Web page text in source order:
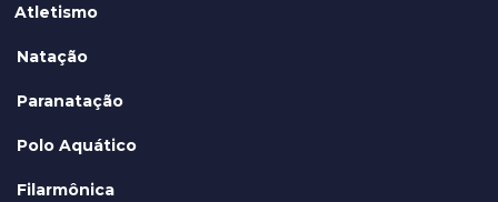
Atletismo
Natação
Paranatação
Polo Aquático
Filarmônica